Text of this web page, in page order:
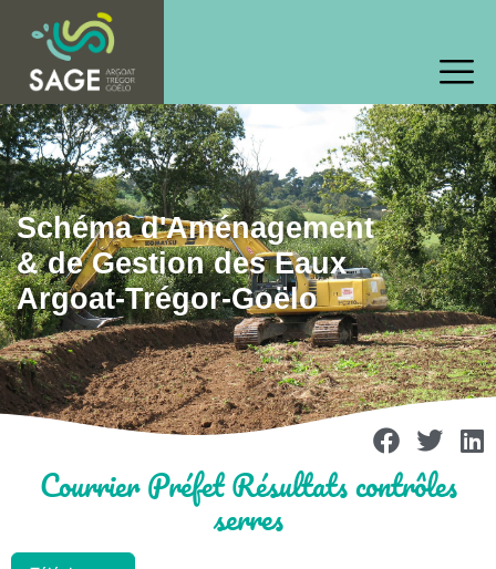
Schéma d'Aménagement
& de Gestion des Eaux
Argoat-Trégor-Goëlo
Courrier Préfet Résultats contrôles
serres